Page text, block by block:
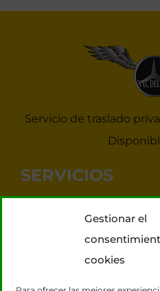
Gestionar el
cookies
Servicio de traslado
SERVICIOS
Taxi 7 plazas para
Transporte VIP